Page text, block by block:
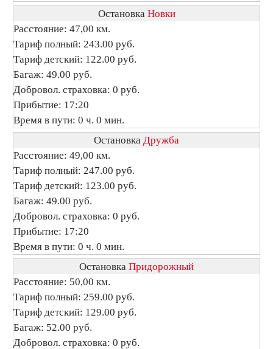
Остановка Новки
Расстояние: 47,00 км.
Тариф полный: 243.00 руб.
Тариф детский: 122.00 руб.
Багаж: 49.00 руб.
Добровол. страховка: 0 руб.
Прибытие: 17:20
Время в пути: 0 ч. 0 мин.
Остановка Дружба
Расстояние: 49,00 км.
Тариф полный: 247.00 руб.
Тариф детский: 123.00 руб.
Багаж: 49.00 руб.
Добровол. страховка: 0 руб.
Прибытие: 17:20
Время в пути: 0 ч. 0 мин.
Остановка Придорожный
Расстояние: 50,00 км.
Тариф полный: 259.00 руб.
Тариф детский: 129.00 руб.
Багаж: 52.00 руб.
Добровол. страховка: 0 руб.